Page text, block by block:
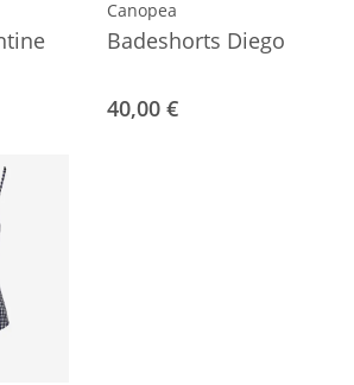
Canopea
Badeshorts Diego
40,00 €